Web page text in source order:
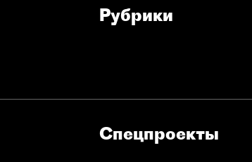
Рубрики
Спец­проекты